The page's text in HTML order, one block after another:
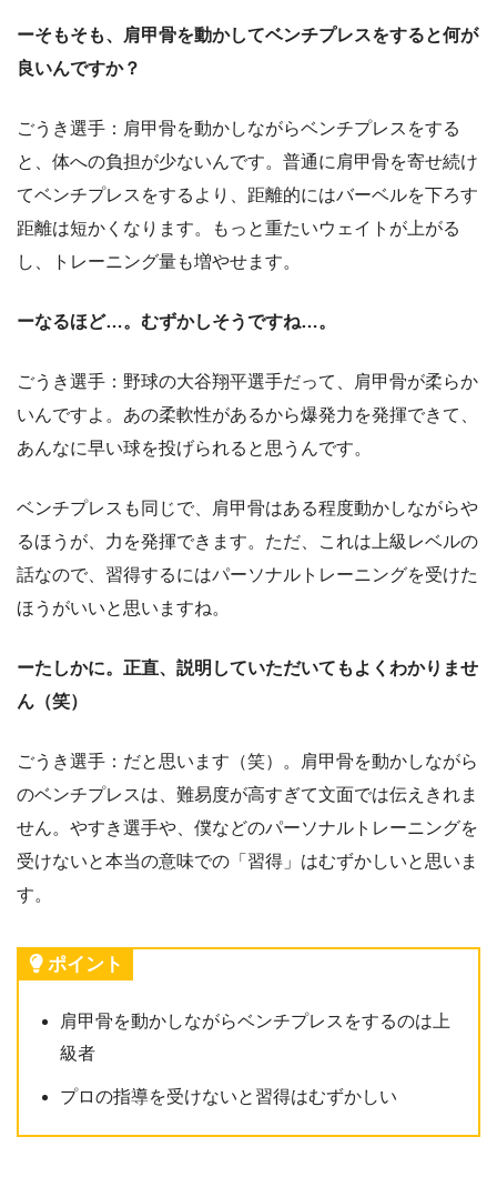
ーそもそも、肩甲骨を動かしてベンチプレスをすると何が
良いんですか？
ごうき選手：肩甲骨を動かしながらベンチプレスをする
と、体への負担が少ないんです。普通に肩甲骨を寄せ続け
てベンチプレスをするより、距離的にはバーベルを下ろす
距離は短かくなります。もっと重たいウェイトが上がる
し、トレーニング量も増やせます。
ーなるほど…。むずかしそうですね…。
ごうき選手：野球の大谷翔平選手だって、肩甲骨が柔らか
いんですよ。あの柔軟性があるから爆発力を発揮できて、
あんなに早い球を投げられると思うんです。
ベンチプレスも同じで、肩甲骨はある程度動かしながらや
るほうが、力を発揮できます。ただ、これは上級レベルの
話なので、習得するにはパーソナルトレーニングを受けた
ほうがいいと思いますね。
ーたしかに。正直、説明していただいてもよくわかりませ
ん（笑）
ごうき選手：だと思います（笑）。肩甲骨を動かしながら
のベンチプレスは、難易度が高すぎて文面では伝えきれま
せん。やすき選手や、僕などのパーソナルトレーニングを
受けないと本当の意味での「習得」はむずかしいと思いま
す。
ポイント
肩甲骨を動かしながらベンチプレスをするのは上
級者
プロの指導を受けないと習得はむずかしい